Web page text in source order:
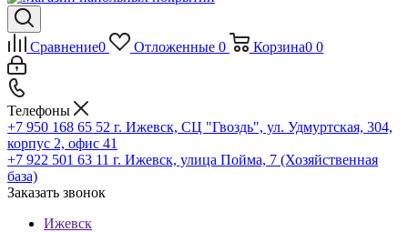
Сравнение0 Отложенные 0 Корзина0 0
Телефоны
+7 950 168 65 52 г. Ижевск, СЦ "Гвоздь", ул. Удмуртская, 304,
корпус 2, офис 41
+7 922 501 63 11 г. Ижевск, улица Пойма, 7 (Хозяйственная
база)
Заказать звонок
Ижевск